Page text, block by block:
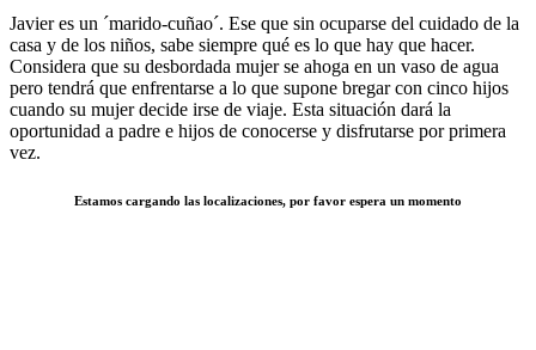
Javier es un ´marido-cuñao´. Ese que sin ocuparse del cuidado de la
casa y de los niños, sabe siempre qué es lo que hay que hacer.
Considera que su desbordada mujer se ahoga en un vaso de agua
pero tendrá que enfrentarse a lo que supone bregar con cinco hijos
cuando su mujer decide irse de viaje. Esta situación dará la
oportunidad a padre e hijos de conocerse y disfrutarse por primera
vez.
Estamos cargando las localizaciones, por favor espera un momento